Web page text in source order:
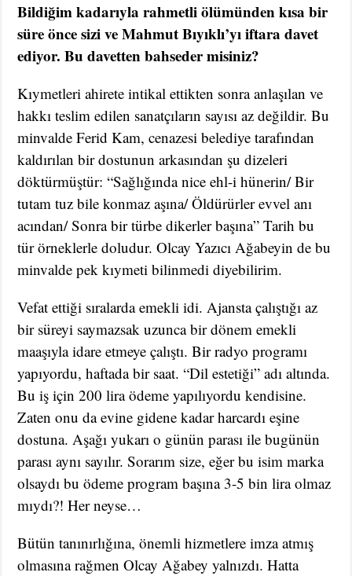
Bildiğim kadarıyla rahmetli ölümünden kısa bir
süre önce sizi ve Mahmut Bıyıklı’yı iftara davet
ediyor. Bu davetten bahseder misiniz?
Kıymetleri ahirete intikal ettikten sonra anlaşılan ve
hakkı teslim edilen sanatçıların sayısı az değildir. Bu
minvalde Ferid Kam, cenazesi belediye tarafından
kaldırılan bir dostunun arkasından şu dizeleri
döktürmüştür: “Sağlığında nice ehl-i hünerin/ Bir
tutam tuz bile konmaz aşına/ Öldürürler evvel anı
acından/ Sonra bir türbe dikerler başına” Tarih bu
tür örneklerle doludur. Olcay Yazıcı Ağabeyin de bu
minvalde pek kıymeti bilinmedi diyebilirim.
Vefat ettiği sıralarda emekli idi. Ajansta çalıştığı az
bir süreyi saymazsak uzunca bir dönem emekli
maaşıyla idare etmeye çalıştı. Bir radyo programı
yapıyordu, haftada bir saat. “Dil estetiği” adı altında.
Bu iş için 200 lira ödeme yapılıyordu kendisine.
Zaten onu da evine gidene kadar harcardı eşine
dostuna. Aşağı yukarı o günün parası ile bugünün
parası aynı sayılır. Sorarım size, eğer bu isim marka
olsaydı bu ödeme program başına 3-5 bin lira olmaz
mıydı?! Her neyse…
Bütün tanınırlığına, önemli hizmetlere imza atmış
olmasına rağmen Olcay Ağabey yalnızdı. Hatta